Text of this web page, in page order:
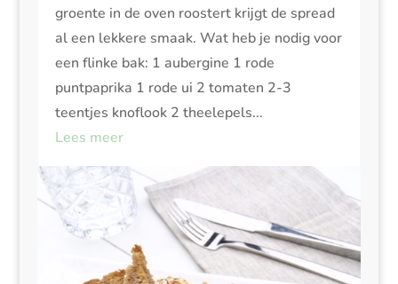
groente in de oven roostert krijgt de spread
al een lekkere smaak. Wat heb je nodig voor
een flinke bak: 1 aubergine 1 rode
puntpaprika 1 rode ui 2 tomaten 2-3
teentjes knoflook 2 theelepels...
Lees meer